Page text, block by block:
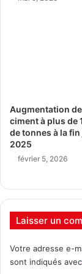
Augmentation
ciment à plus de
de tonnes à la
2025
février 5, 2026
Laisser un
Votre adresse e-
sont indiqués avec